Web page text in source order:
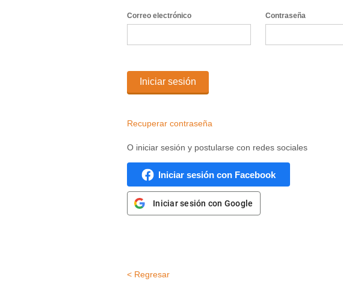
Inicio de sesión: usuario y contraseña
Correo electrónico Contraseña
Iniciar sesión
Recuperar contraseña
O iniciar sesión y postularse con redes sociales
Iniciar sesión con Facebook
Iniciar sesión con Google
< Regresar